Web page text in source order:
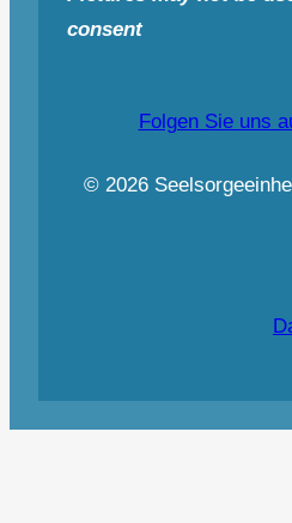
consent
Folgen Sie uns
© 2026